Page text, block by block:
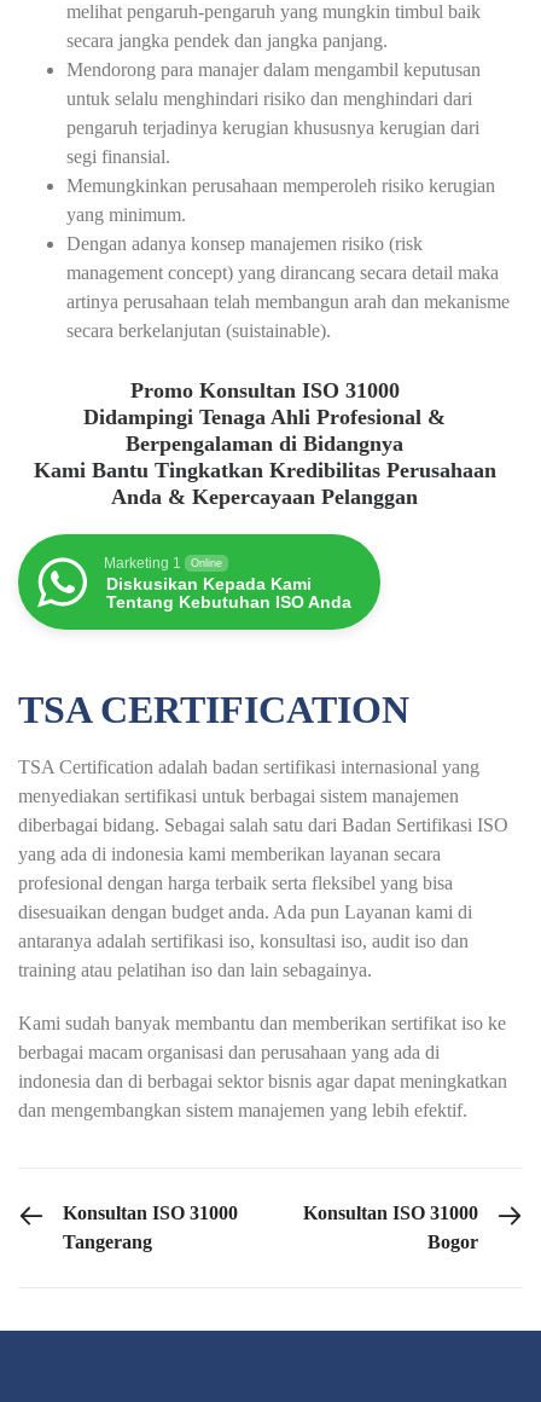
melihat pengaruh-pengaruh yang mungkin timbul baik
secara jangka pendek dan jangka panjang.
Mendorong para manajer dalam mengambil keputusan
untuk selalu menghindari risiko dan menghindari dari
pengaruh terjadinya kerugian khususnya kerugian dari
segi finansial.
Memungkinkan perusahaan memperoleh risiko kerugian
yang minimum.
Dengan adanya konsep manajemen risiko (risk
management concept) yang dirancang secara detail maka
artinya perusahaan telah membangun arah dan mekanisme
secara berkelanjutan (suistainable).
Promo Konsultan ISO 31000
Didampingi Tenaga Ahli Profesional &
Berpengalaman di Bidangnya
Kami Bantu Tingkatkan Kredibilitas Perusahaan
Anda & Kepercayaan Pelanggan
Marketing 1 Online
Diskusikan Kepada Kami
Tentang Kebutuhan ISO Anda
TSA CERTIFICATION
TSA Certification adalah badan sertifikasi internasional yang
menyediakan sertifikasi untuk berbagai sistem manajemen
diberbagai bidang. Sebagai salah satu dari Badan Sertifikasi ISO
yang ada di indonesia kami memberikan layanan secara
profesional dengan harga terbaik serta fleksibel yang bisa
disesuaikan dengan budget anda. Ada pun Layanan kami di
antaranya adalah sertifikasi iso, konsultasi iso, audit iso dan
training atau pelatihan iso dan lain sebagainya.
Kami sudah banyak membantu dan memberikan sertifikat iso ke
berbagai macam organisasi dan perusahaan yang ada di
indonesia dan di berbagai sektor bisnis agar dapat meningkatkan
dan mengembangkan sistem manajemen yang lebih efektif.
PREVIOUS POST
Konsultan ISO 31000
Tangerang
NEXT POST
Konsultan ISO 31000
Bogor